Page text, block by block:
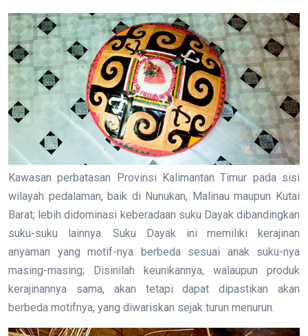
Kawasan perbatasan Provinsi Kalimantan Timur pada sisi
wilayah pedalaman, baik di Nunukan, Malinau maupun Kutai
Barat; lebih didominasi keberadaan suku Dayak dibandingkan
suku-suku lainnya. Suku Dayak ini memiliki kerajinan
anyaman yang motif-nya berbeda sesuai anak suku-nya
masing-masing; Disinilah keunikannya, walaupun produk
kerajinannya sama, akan tetapi dapat dipastikan akan
berbeda motifnya, yang diwariskan sejak turun menurun.